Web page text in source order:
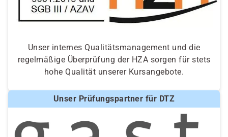
Unser internes Qualitätsmanagement und die
regelmäßige Überprüfung der HZA sorgen für stets
hohe Qualität unserer Kursangebote.
Unser Prüfungspartner für DTZ